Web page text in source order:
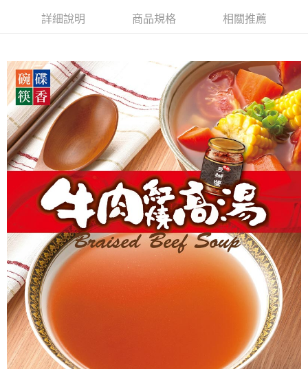
運送方式
每筆NT$220，滿NT$1,000(含以上)免運費
詳細說明 商品規格 相關推薦